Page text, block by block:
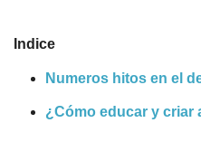
Indice
Numeros hitos en el
¿Cómo educar y criar